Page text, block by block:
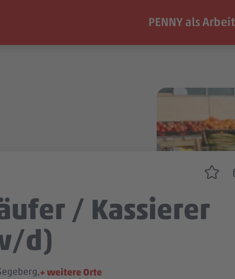
PENNY als
/ Kassierer
d)
+ weitere Orte